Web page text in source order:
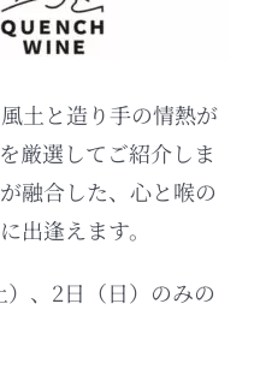
土と造り手の情熱が
厳選してご紹介しま
融合した、心と喉の
出逢えます。
）、2日（日）のみの